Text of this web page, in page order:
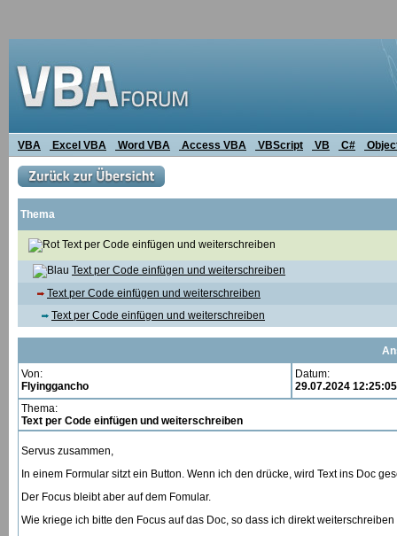
VBA Excel VBA Word VBA Access VBA VBScript VB C#
Thema
Text per Code einfügen und weiterschreiben
Text per Code einfügen und weiterschreiben
Text per Code einfügen und weiterschreiben
Text per Code einfügen und weiterschreiben
Von:
Flyinggancho
Datum:
29.07.2024 12:25:05
Thema:
Text per Code einfügen und weiterschreiben
Servus zusammen,
In einem Formular sitzt ein Button. Wenn ich den drücke, wird Text ins Doc
Der Focus bleibt aber auf dem Fomular.
Wie kriege ich bitte den Focus auf das Doc, so dass ich direkt